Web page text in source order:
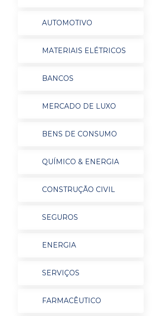
AUTOMOTIVO
MATERIAIS ELÉTRICOS
BANCOS
MERCADO DE LUXO
BENS DE CONSUMO
QUÍMICO & ENERGIA
CONSTRUÇÃO CIVIL
SEGUROS
ENERGIA
SERVIÇOS
FARMACÊUTICO